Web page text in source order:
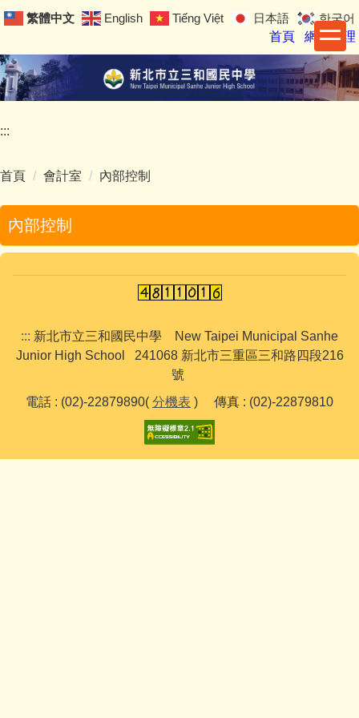
跳
要
內
區
繁體中文 English Tiếng Việt 日本語
한국어
首頁
網站管理
:::
首頁 會計室 內部控制
內部控制
::: 新北市立三和國民中學 New Taipei Municipal Sanhe
Junior High School 241068 新北市三重區三和路四段216
號
電話 : (02)-22879890( 分機表 ) 傳真 : (02)-22879810